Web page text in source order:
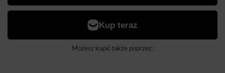
Możesz kupić także poprzez: